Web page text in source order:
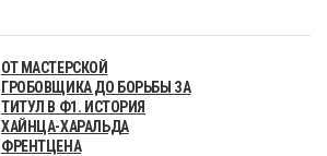
ОТ МАСТЕРСКОЙ
ГРОБОВЩИКА ДО БОРЬБЫ ЗА
ТИТУЛ В Ф1. ИСТОРИЯ
ХАЙНЦА-ХАРАЛЬДА
ФРЕНТЦЕНА